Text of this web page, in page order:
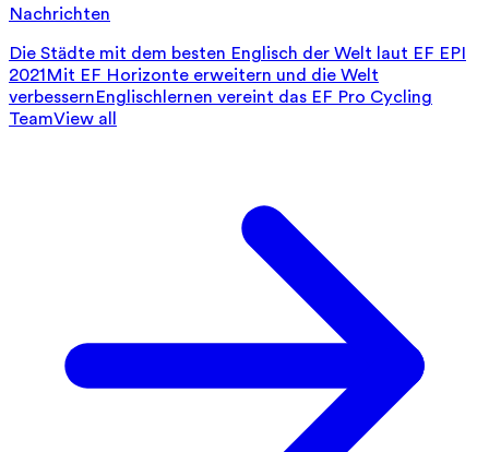
Nachrichten
Die Städte mit dem besten Englisch der Welt laut EF EPI
2021Mit EF Horizonte erweitern und die Welt
verbessernEnglischlernen vereint das EF Pro Cycling
TeamView all